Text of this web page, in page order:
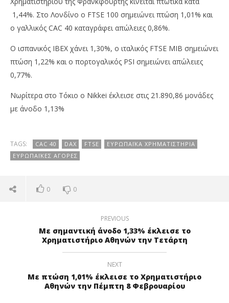
1,44%. Στο Λονδίνο ο FTSE 100 σημειώνει πτώση 1,01% και
ο γαλλικός CAC 40 καταγράφει απώλειες 0,86%.
Ο ισπανικός IBEX χάνει 1,30%, ο ιταλικός FTSE MIB σημειώνει
πτώση 1,22% και ο πορτογαλικός PSI σημειώνει απώλειες
0,77%.
Νωρίτερα στο Τόκιο ο Nikkei έκλεισε στις 21.890,86 μονάδες
με άνοδο 1,13%
TAGS: CAC 40 DAX FTSE
ΕΥΡΩΠΑΪΚΆ ΧΡΗΜΑΤΙΣΤΉΡΙΑ
ΕΥΡΩΠΑΪΚΈΣ ΑΓΟΡΈΣ
0 0
PREVIOUS
Με σημαντική άνοδο 1,33% έκλεισε το
Χρηματιστήριο Αθηνών την Τετάρτη
NEXT
Με πτώση 1,01% έκλεισε το Χρηματιστήριο
Αθηνών την Πέμπτη 8 Φεβρουαρίου